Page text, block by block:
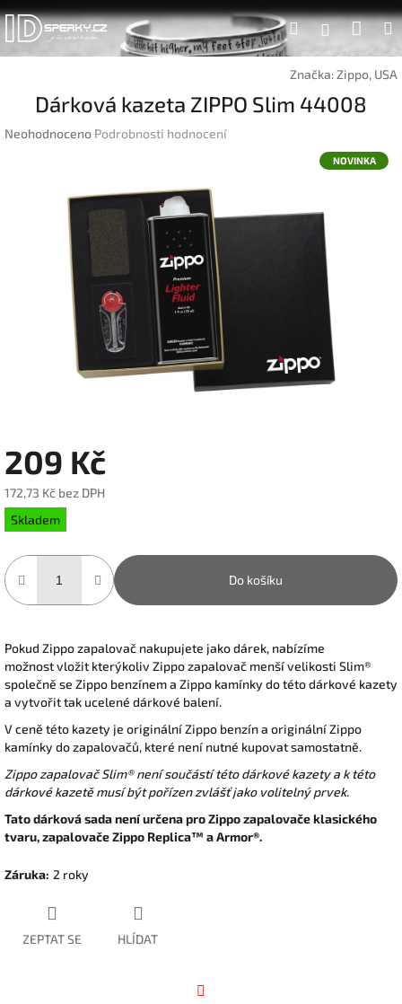
Přejít
na
obsah
Hledat
Značka:Zippo, USA
Dárková kazeta ZIPPO Slim 44008
Průměrné
Neohodnoceno Podrobnosti hodnocení
NOVINKA
209 Kč
172,73 Kč bez DPH
Měrná
cena:
Skladem
Do košíku
Pokud Zippo zapalovač nakupujete jako dárek, nabízíme
možnost vložit kterýkoliv Zippo zapalovač menší velikosti Slim®
společně se Zippo benzínem a Zippo kamínky do této dárkové kazety
a vytvořit tak ucelené dárkové balení.
V ceně této kazety je originální Zippo benzín a originální Zippo
kamínky do zapalovačů, které není nutné kupovat samostatně.
Zippo zapalovač Slim® není součástí této dárkové kazety a k této
dárkové kazetě musí být pořízen zvlášť jako volitelný prvek.
Tato dárková sada není určena pro Zippo zapalovače klasického
tvaru, zapalovače Zippo Replica™ a Armor®.
Záruka: 2 roky
ZEPTAT SE HLÍDAT